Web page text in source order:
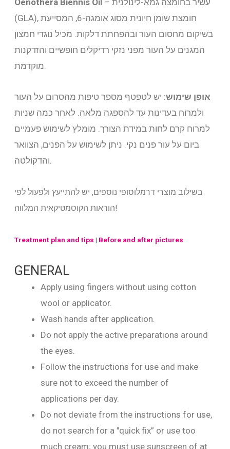
(GLA), חומצת שומן חיונית מסוג אומגה-6, המסייעת
בשיקום מחסום העור ובהפחתת דלקות. מכיל נוגדי חמצון
המגנים על העור מפני נזקי רדיקלים חופשיים והזדקנות
אופן שימוש: יש לטפטף מספר טיפות מהסרום על העור
ולמרוח בעדינות עד להספגה מלאה. לאחר כמה שניות
למרוח קרם לחות במידת הצורך. מומלץ לשימוש פעמיים
ביום על עור פנים נקי. ניתן לשימוש על הפנים, הצוואר
והדקולטה.
בשילוב מוצרי דרמלוסופי נוספים, יש להתייעץ ולפעול לפי
הוראות הקוסמטיקאית המלווה!
Treatment plan and tips | Before and after pictures
GENERAL
Apply using fingers without using cotton
wool or applicator.
Wash hands after application.
Do not apply the active preparations around
the eyes.
Follow the instructions for use and make
sure not to exceed the number of
applications per day.
Do not deviate from the instructions for use,
do not search for a "quick fix” or use too
much cream; you must use sunscreen of at